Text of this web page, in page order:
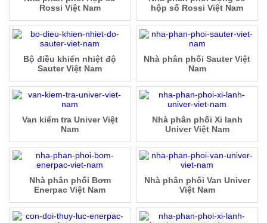
hộp số Rossi Việt Nam
Rossi Việt Nam
Nhà phân phối Sauter Việt
Nam
Bộ điều khiển nhiệt độ
Sauter Việt Nam
Nhà phân phối Xi lanh
Univer Việt Nam
Van kiểm tra Univer Việt
Nam
Nhà phân phối Van Univer
Việt Nam
Nhà phân phối Bơm
Enerpac Việt Nam